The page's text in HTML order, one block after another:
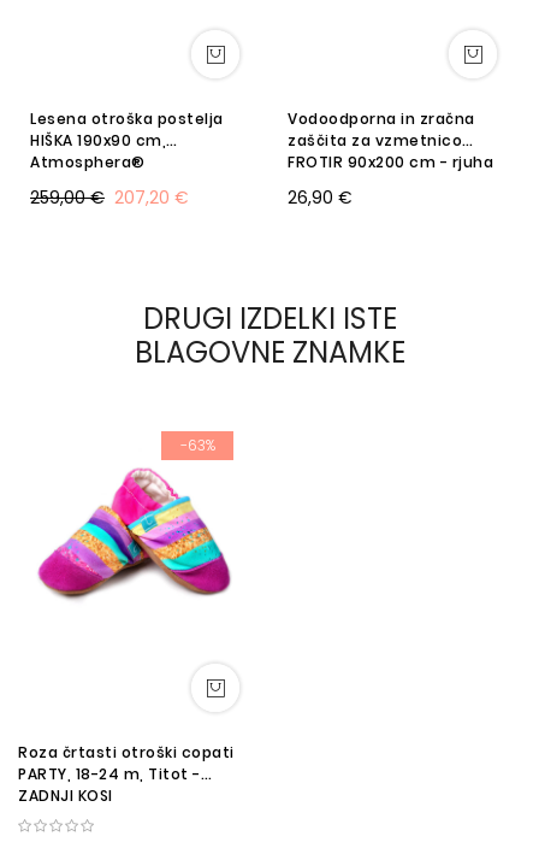
Lesena otroška postelja
HIŠKA 190x90 cm,
Atmosphera®
207,20 €
259,00 €
Vodoodporna in zračna
zaščita za vzmetnico
FROTIR 90x200 cm - rjuha
26,90 €
DRUGI IZDELKI ISTE
BLAGOVNE ZNAMKE
-63%
Roza črtasti otroški copati
PARTY, 18-24 m, Titot -
ZADNJI KOSI